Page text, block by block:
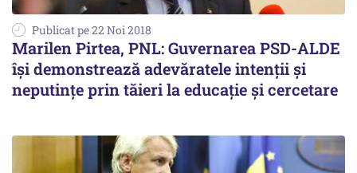
Publicat pe 22 Noi 2018
Marilen Pirtea, PNL: Guvernarea PSD-ALDE
își demonstrează adevăratele intenții și
neputințe prin tăieri la educație și cercetare